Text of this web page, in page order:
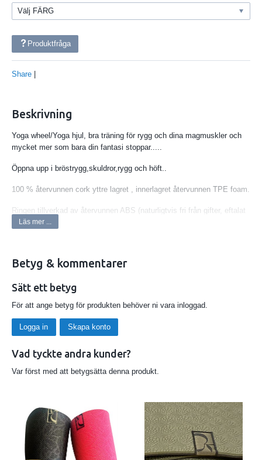
Produktfråga
Share
Beskrivning
Yoga wheel/Yoga hjul, bra träning för rygg och dina magmuskler och
mycket mer som bara din fantasi stoppar.....
Öppna upp i bröstrygg,skuldror,rygg och höft..
100 % återvunnen cork yttre lagret , innerlagret återvunnen TPE foam.
Ringen tillverkad av återvunnen ABS (naturligtvis fri från gifter, eftalat
och silicon)
Läs mer ...
Betyg & kommentarer
Sätt ett betyg
För att ange betyg för produkten behöver ni vara inloggad.
Logga in Skapa konto
Vad tyckte andra kunder?
Var först med att betygsätta denna produkt.